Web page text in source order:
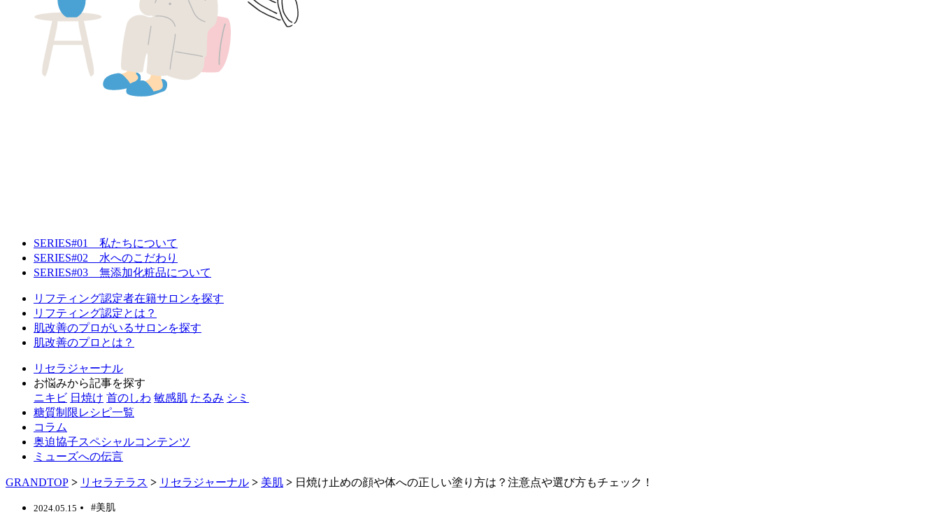
SERIES#01 私たちについて
SERIES#02 水へのこだわり
SERIES#03 無添加化粧品について
リフティング認定者在籍サロンを探す
リフティング認定とは？
肌改善のプロがいるサロンを探す
肌改善のプロとは？
リセラジャーナル
お悩みから記事を探す
ニキビ 日焼け 首のしわ 敏感肌 たるみ シミ
糖質制限レシピ一覧
コラム
奥迫協子スペシャルコンテンツ
ミューズへの伝言
GRANDTOP > リセラテラス > リセラジャーナル > 美肌 > 日焼け止めの顔や体への正しい塗り方は？注意点や選び方もチェック！
2024.05.15 #美肌